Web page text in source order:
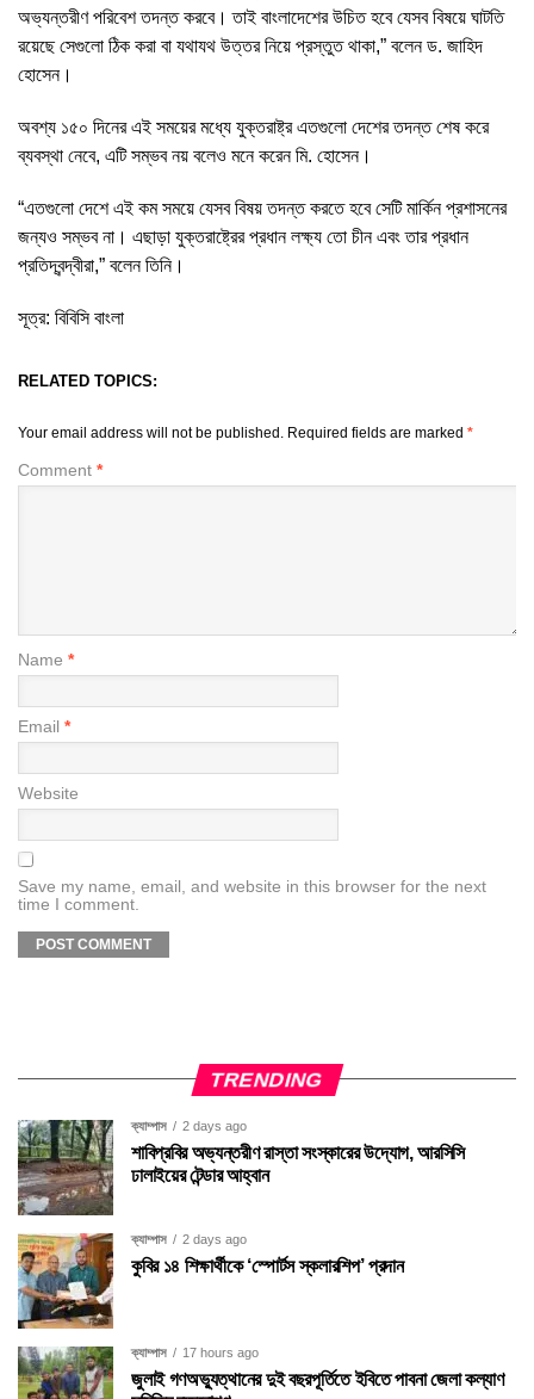
অভ্যন্তরীণ পরিবেশ তদন্ত করবে। তাই বাংলাদেশের উচিত হবে যেসব বিষয়ে ঘাটতি
রয়েছে সেগুলো ঠিক করা বা যথাযথ উত্তর নিয়ে প্রস্তুত থাকা,” বলেন ড. জাহিদ
হোসেন।
অবশ্য ১৫০ দিনের এই সময়ের মধ্যে যুক্তরাষ্ট্র এতগুলো দেশের তদন্ত শেষ করে
ব্যবস্থা নেবে, এটি সম্ভব নয় বলেও মনে করেন মি. হোসেন।
“এতগুলো দেশে এই কম সময়ে যেসব বিষয় তদন্ত করতে হবে সেটি মার্কিন প্রশাসনের
জন্যও সম্ভব না। এছাড়া যুক্তরাষ্ট্রের প্রধান লক্ষ্য তো চীন এবং তার প্রধান
প্রতিদ্বন্দ্বীরা,” বলেন তিনি।
সূত্র: বিবিসি বাংলা
RELATED TOPICS:
Your email address will not be published. Required fields are marked *
Comment *
Name *
Email *
Website
Save my name, email, and website in this browser for the next
time I comment.
TRENDING
ক্যাম্পাস 2 days ago
শাবিপ্রবির অভ্যন্তরীণ রাস্তা সংস্কারের উদ্যোগ, আরসিসি
ঢালাইয়ের টেন্ডার আহ্বান
ক্যাম্পাস 2 days ago
কুবির ১৪ শিক্ষার্থীকে ‘স্পোর্টস স্কলারশিপ’ প্রদান
ক্যাম্পাস 17 hours ago
জুলাই গণঅভ্যুত্থানের দুই বছরপূর্তিতে ইবিতে পাবনা জেলা কল্যাণ